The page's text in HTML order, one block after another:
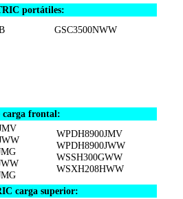
portátiles:
GSC3500NWW
carga frontal:
WPDH8900JMV
WPDH8900JWW
WSSH300GWW
WSXH208HWW
carga superior: